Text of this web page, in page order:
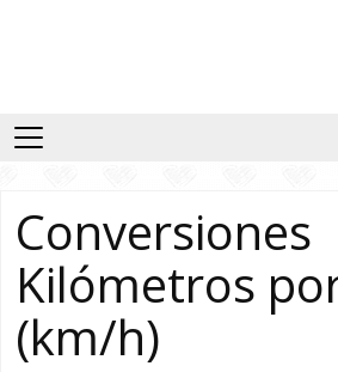
Conversiones
Kilómetros
(km/h)